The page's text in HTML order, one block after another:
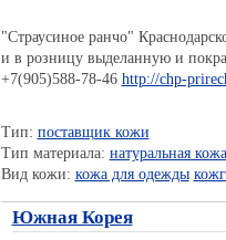
"Страусиное ранчо"
и в розницу выделанную и
+7(905)588-78-46 http://chp-
Тип: поставщик кожи
Тип материала: натуральная кожа
Вид кожи: кожа для одежды
Южная Корея